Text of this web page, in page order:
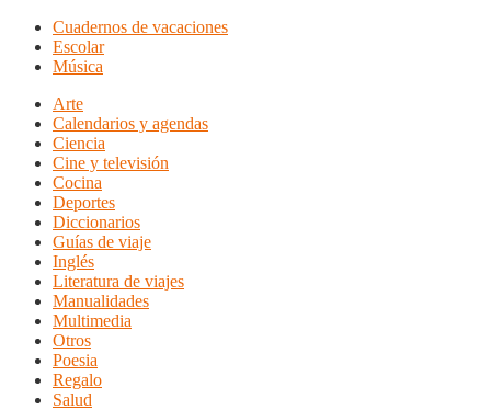
Cuadernos de vacaciones
Escolar
Música
Arte
Calendarios y agendas
Ciencia
Cine y televisión
Cocina
Deportes
Diccionarios
Guías de viaje
Inglés
Literatura de viajes
Manualidades
Multimedia
Otros
Poesia
Regalo
Salud